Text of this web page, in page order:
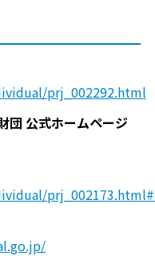
prj_002292.html
団 公式ホームページ